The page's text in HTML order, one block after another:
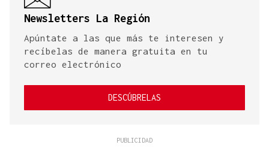
Newsletters La Región
Apúntate a las que más te interesen y
recíbelas de manera gratuita en tu
correo electrónico
DESCÚBRELAS